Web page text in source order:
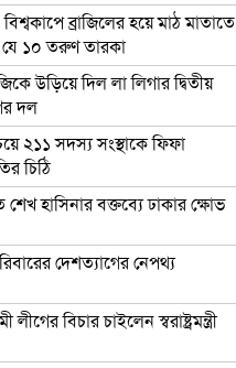
ব্রাজিলের হয়ে মাঠ মাতাতে
যে ১০ তরুণ তারকা
উড়িয়ে দিল লা লিগার দ্বিতীয়
দল
২১১ সদস্য সংস্থাকে ফিফা
চিঠি
শেখ হাসিনার বক্তব্যে ঢাকার ক্ষোভ
দেশত্যাগের নেপথ্য
বিচার চাইলেন স্বরাষ্ট্রমন্ত্রী